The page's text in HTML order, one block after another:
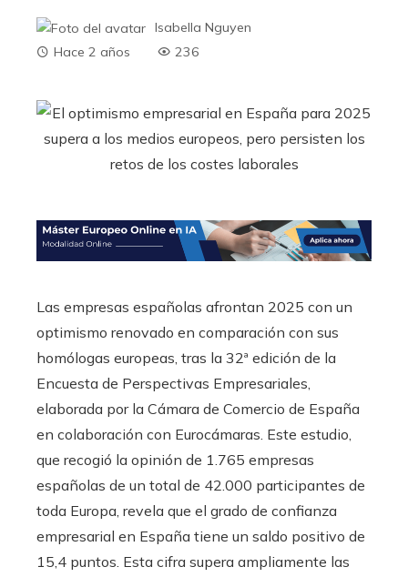
Isabella Nguyen
Hace 2 años
236
Las empresas españolas afrontan 2025 con un
optimismo renovado en comparación con sus
homólogas europeas, tras la 32ª edición de la
Encuesta de Perspectivas Empresariales,
elaborada por la Cámara de Comercio de España
en colaboración con Eurocámaras. Este estudio,
que recogió la opinión de 1.765 empresas
españolas de un total de 42.000 participantes de
toda Europa, revela que el grado de confianza
empresarial en España tiene un saldo positivo de
15,4 puntos. Esta cifra supera ampliamente las